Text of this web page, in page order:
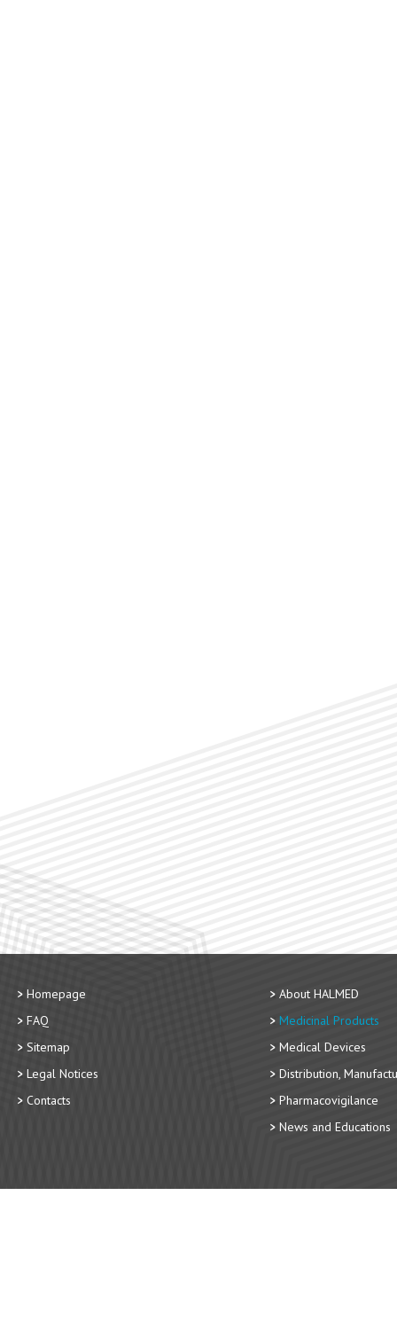
Homepage
FAQ
Sitemap
Legal Notices
Contacts
About HALMED
Medicinal Products
Medical Devices
Distribution,
Pharmacovigilance
News and Educations